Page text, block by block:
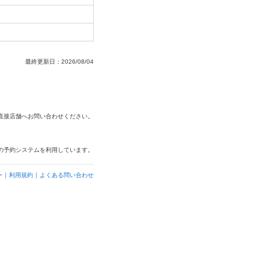
最終更新日：2026/08/04
店舗へお問い合わせください。
約システムを利用しています。
利用規約 よくある問い合わせ